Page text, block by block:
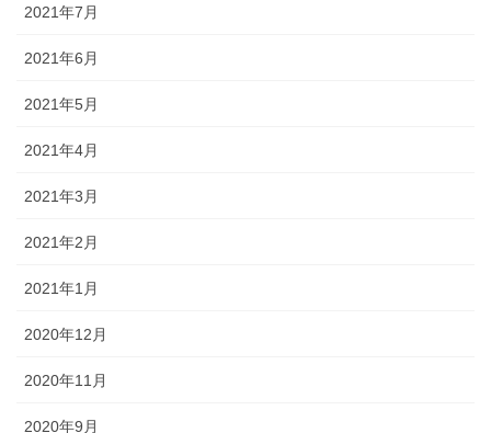
2021年7月
2021年6月
2021年5月
2021年4月
2021年3月
2021年2月
2021年1月
2020年12月
2020年11月
2020年9月